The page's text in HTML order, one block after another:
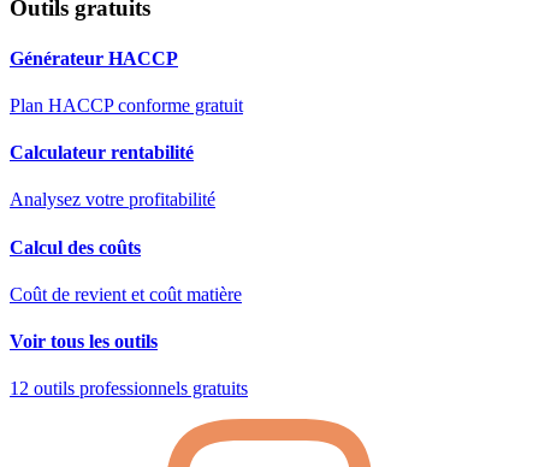
Outils gratuits
Générateur HACCP
Plan HACCP conforme gratuit
Calculateur rentabilité
Analysez votre profitabilité
Calcul des coûts
Coût de revient et coût matière
Voir tous les outils
12 outils professionnels gratuits